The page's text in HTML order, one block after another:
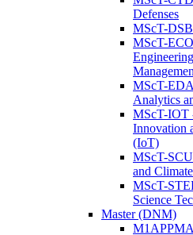
Defenses
MScT-
MScT-
MScT-
Analytics
MScT-IOT
Innovation
(IoT)
MScT-
and
MScT-
Science
Master (DNM)